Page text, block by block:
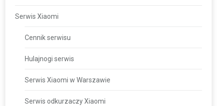
Serwis Xiaomi
Cennik serwisu
Hulajnogi serwis
Serwis Xiaomi w Warszawie
Serwis odkurzaczy Xiaomi